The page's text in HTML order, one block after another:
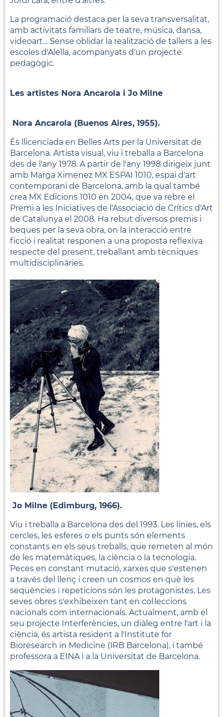
La programació destaca per la seva transversalitat,
amb activitats familiars de teatre, música, dansa,
videoart… Sense oblidar la realització de tallers a les
escoles d'Alella, acompanyats d'un projecte
pedagògic.
Les artistes Nora Ancarola i Jo Milne
Nora Ancarola (Buenos Aires, 1955).
És llicenciada en Belles Arts per la Universitat de
Barcelona. Artista visual, viu i treballa a Barcelona
des de l'any 1978. A partir de l'any 1998 dirigeix junt
amb Marga Ximenez MX ESPAI 1010, espai d'art
contemporani de Barcelona, amb la qual també
crea MX Edicions 1010 en 2004, que va rebre el
Premi a les Iniciatives de l'Associació de Crítics d'Art
de Catalunya el 2008. Ha rebut diversos premis i
beques per la seva obra, on la interacció entre
ficció i realitat responen a una proposta reflexiva
respecte del present, treballant amb tècniques
multidisciplinàries.
Jo Milne (Edimburg, 1966).
Viu i treballa a Barcelona des del 1993. Les línies, els
cercles, les esferes o els punts són elements
constants en els seus treballs, que remeten al món
de les matemàtiques, la ciència o la tecnologia.
Peces en constant mutació, xarxes que s'estenen
a través del llenç i creen un cosmos en què les
seqüències i repeticions són les protagonistes. Les
seves obres s'exhibeixen tant en col·leccions
nacionals com internacionals. Actualment, amb el
seu projecte Interferències, un diàleg entre l'art i la
ciència, és artista resident a l'Institute for
Bioresearch in Medicine (IRB Barcelona), i també
professora a EINA i a la Universitat de Barcelona.